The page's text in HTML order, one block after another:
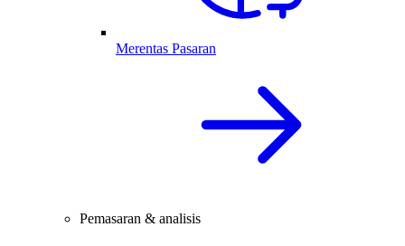
Merentas Pasaran
Pemasaran & analisis